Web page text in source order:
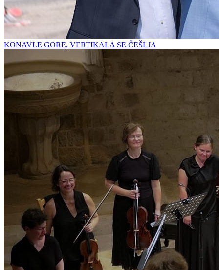
KONAVLE GORE, VERTIKALA SE ČEŠLJA